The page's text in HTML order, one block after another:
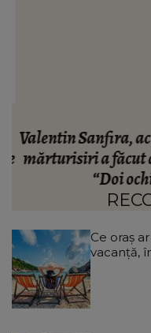
Valentin Sanfira,
mărturisiri a făcut
“Doi
Ce oraș
vacanță,